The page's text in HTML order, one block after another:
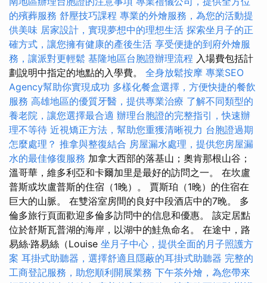
的殯葬服務 舒壓技巧課程 專業的外燴服務，為您的活動提
供美味 居家設計，實現夢想中的理想生活 探索坐月子的正
確方式，讓您擁有健康的產後生活 享受便捷的到府外燴服
務，讓派對更輕鬆 基隆地區台胞證辦理流程 入場費包括計
劃說明中指定的地點的入學費。 全身放鬆按摩 專業SEO
Agency幫助你實現成功 多樣化餐盒選擇，方便快捷的餐飲
服務 高雄地區的優質牙醫，提供專業治療 了解不同類型的
養老院，讓您選擇最合適 辦理台胞證的完整指引，快速辦
理不等待 近視矯正方法，幫助您重獲清晰視力 台胞證過期
怎麼處理？ 推拿與整復結合 房屋漏水處理，提供您房屋漏
水的最佳修復服務 加拿大西部的落基山；奧肯那根山谷；
溫哥華，維多利亞和卡爾加里是最好的訪問之一。 在坎盧
普斯或坎盧普斯的住宿（1晚）。 賈斯珀（1晚）的住宿在
巨大的山脈。 在雙浴室房間的良好中段酒店中的7晚。 多
倫多旅行頁面歡迎多倫多訪問中的信息和優惠。 該定居點
位於舒斯瓦普湖的海岸，以湖中的鮭魚命名。 在途中，路
易絲·路易絲（Louise 坐月子中心，提供全面的月子照護方
案 耳掛式助聽器，選擇舒適且隱蔽的耳掛式助聽器 完整的
工商登記服務，助您順利開展業務 下午茶外燴，為您帶來